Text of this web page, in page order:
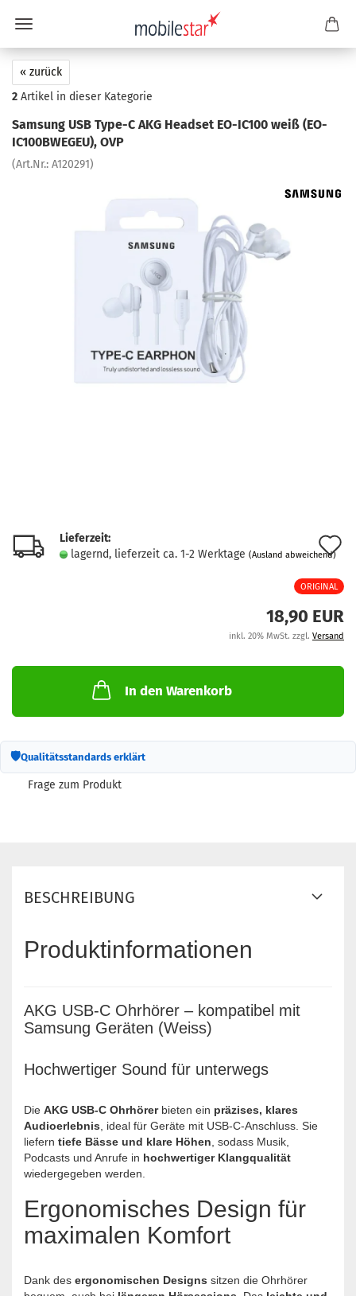
« zurück
2 Artikel in dieser Kategorie
Sam­sung USB Type-​C AKG Head­set EO-​IC100 weiß (EO-​
IC100BWEGEU), OVP
(Art.Nr.: A120291)
Lieferzeit:
lagernd, lieferzeit ca. 1-2 Werktage (Ausland abweichend)
ORIGINAL
18,90 EUR
inkl. 20% MwSt. zzgl. Versand
In den Warenkorb
🛡Qualitätsstandards erklärt
Frage zum Produkt
BESCHREIBUNG
Produktinformationen
AKG USB-C Ohrhörer – kompatibel mit
Samsung Geräten (Weiss)
Hochwertiger Sound für unterwegs
Die AKG USB-C Ohrhörerbieten ein präzises, klares
Audioerlebnis, ideal für Geräte mit USB-C-Anschluss. Sie
liefern tiefe Bässe und klare Höhen, sodass Musik,
Podcasts und Anrufe in hochwertiger Klangqualität
wiedergegeben werden.
Ergonomisches Design für
maximalen Komfort
Dank des ergonomischen Designs sitzen die Ohrhörer